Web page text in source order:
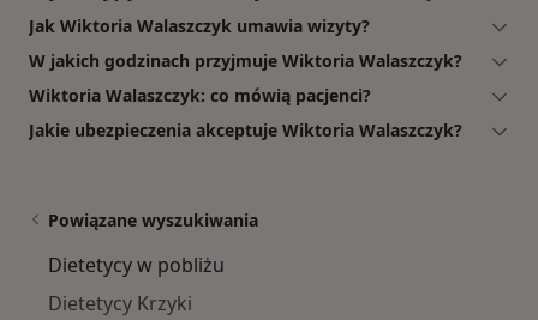
Jak Wiktoria Walaszczyk umawia wizyty?
W jakich godzinach przyjmuje Wiktoria Walaszczyk?
Wiktoria Walaszczyk: co mówią pacjenci?
Jakie ubezpieczenia akceptuje Wiktoria Walaszczyk?
Powiązane wyszukiwania
Dietetycy w pobliżu
Dietetycy Krzyki